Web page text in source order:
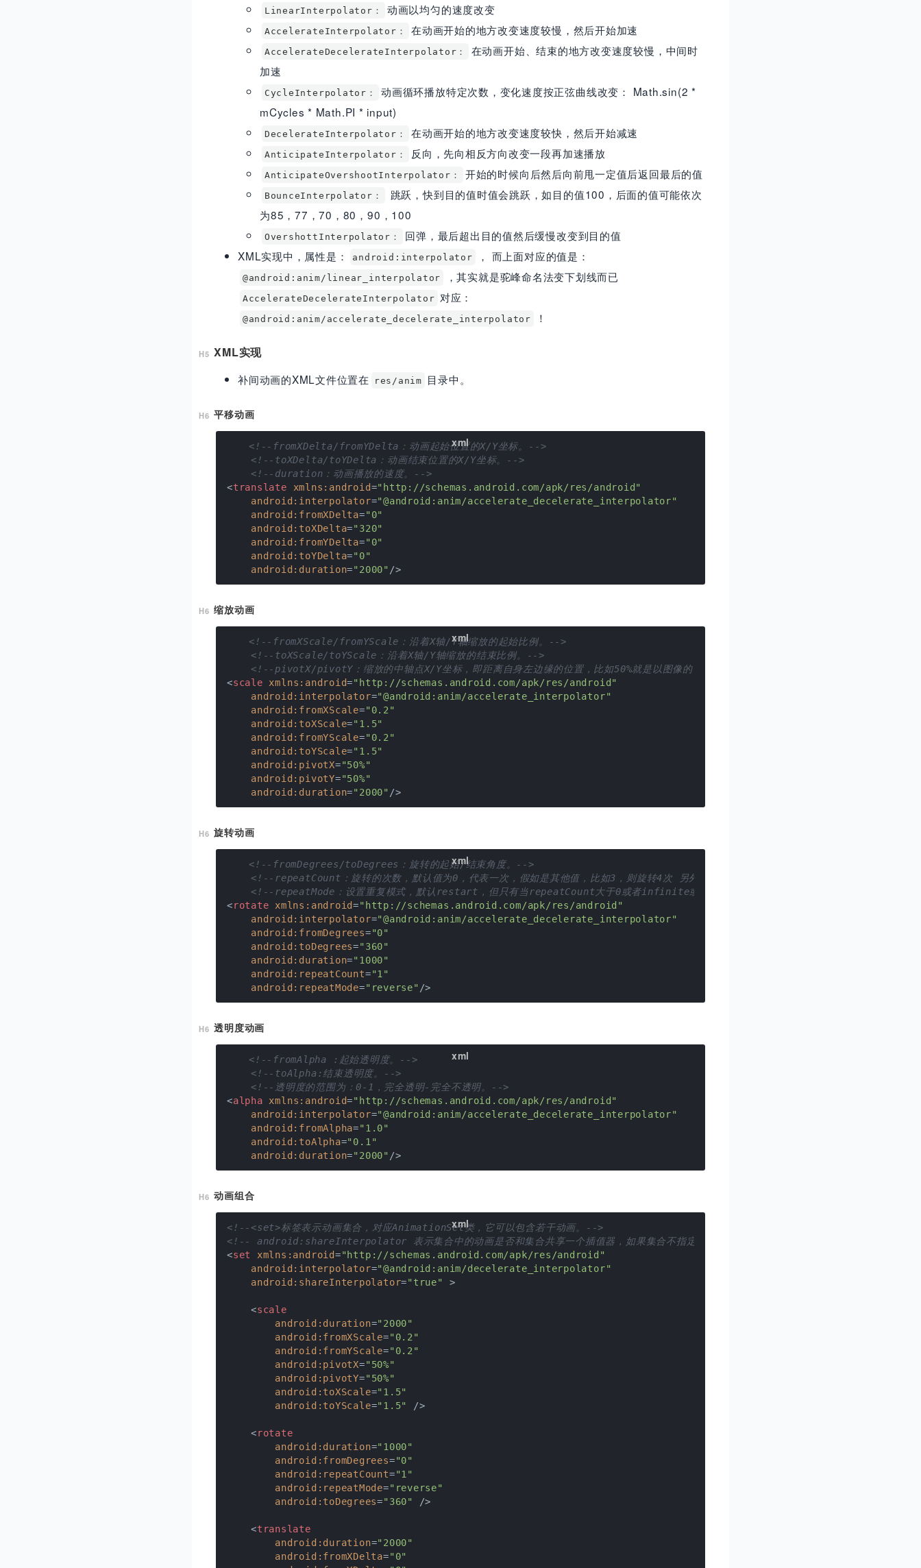
LinearInterpolator： 动画以均匀的速度改变
AccelerateInterpolator： 在动画开始的地方改变速度较慢，然后开始加速
AccelerateDecelerateInterpolator：
在动画开始、结束的地方改变速度较慢，中间时
加速
CycleInterpolator：
动画循环播放特定次数，变化速度按正弦曲线改变： Math.sin(2 *
mCycles * Math.PI * input)
DecelerateInterpolator： 在动画开始的地方改变速度较快，然后开始减速
AnticipateInterpolator： 反向，先向相反方向改变一段再加速播放
AnticipateOvershootInterpolator： 开始的时候向后然后向前甩一定值后返回最后的值
BounceInterpolator：
跳跃，快到目的值时值会跳跃，如目的值100，后面的值可能依次
为85，77，70，80，90，100
OvershottInterpolator：
回弹，最后超出目的值然后缓慢改变到目的值
XML实现中，属性是：
android:interpolator ， 而上面对应的值是：
@android:anim/linear_interpolator ，其实就是驼峰命名法变下划线而已
AccelerateDecelerateInterpolator 对应：
@android:anim/accelerate_decelerate_interpolator ！
XML实现
补间动画的XML文件位置在 res/anim 目录中。
平移动画
<!--fromXDelta/fromYDelta：动画起始位置的X/Y坐标。-->
<!--toXDelta/toYDelta：动画结束位置的X/Y坐标。-->
<!--duration：动画播放的速度。-->
<translate xmlns:android="http://schemas.android.com/apk/res/android"
android:interpolator="@android:anim/accelerate_decelerate_interpolator"
android:fromXDelta="0"
android:toXDelta="320"
android:fromYDelta="0"
android:toYDelta="0"
android:duration="2000" />
缩放动画
<!--fromXScale/fromYScale：沿着X轴/Y轴缩放的起始比例。-->
<!--toXScale/toYScale：沿着X轴/Y轴缩放的结束比例。-->
<!--pivotX/pivotY：缩放的中轴点X/Y坐标，即距离自身左边缘的位置，比如50%就是以图像的 中心为中轴点。-->
<scale xmlns:android="http://schemas.android.com/apk/res/android"
android:interpolator="@android:anim/accelerate_interpolator"
android:fromXScale="0.2"
android:toXScale="1.5"
android:fromYScale="0.2"
android:toYScale="1.5"
android:pivotX="50%"
android:pivotY="50%"
android:duration="2000" />
旋转动画
<!--fromDegrees/toDegrees：旋转的起始/结束角度。-->
<!--repeatCount：旋转的次数，默认值为0，代表一次，假如是其他值，比如3，则旋转4次 另外，值为-1或者infinite时，表示动画永不停止
<!--repeatMode：设置重复模式，默认restart，但只有当repeatCount大于0或者infinite或-1时 才有效。还可以设置成reverse，表示偶数
<rotate xmlns:android="http://schemas.android.com/apk/res/android"
android:interpolator="@android:anim/accelerate_decelerate_interpolator"
android:fromDegrees="0"
android:toDegrees="360"
android:duration="1000"
android:repeatCount="1"
android:repeatMode="reverse" />
透明度动画
<!--fromAlpha :起始透明度。-->
<!--toAlpha:结束透明度。-->
<!--透明度的范围为：0-1，完全透明-完全不透明。-->
<alpha xmlns:android="http://schemas.android.com/apk/res/android"
android:interpolator="@android:anim/accelerate_decelerate_interpolator"
android:fromAlpha="1.0"
android:toAlpha="0.1"
android:duration="2000" />
动画组合
<!--<set>标签表示动画集合，对应AnimationSet类，它可以包含若干动画。-->
<!-- android:shareInterpolator 表示集合中的动画是否和集合共享一个插值器，如果集合不指定插值器，那么子动画就需要单独指定所需的插值
<set xmlns:android="http://schemas.android.com/apk/res/android"
android:interpolator="@android:anim/decelerate_interpolator"
android:shareInterpolator="true" >
<scale
android:duration="2000"
android:fromXScale="0.2"
android:fromYScale="0.2"
android:pivotX="50%"
android:pivotY="50%"
android:toXScale="1.5"
android:toYScale="1.5" />
<rotate
android:duration="1000"
android:fromDegrees="0"
android:repeatCount="1"
android:repeatMode="reverse"
android:toDegrees="360" />
<translate
android:duration="2000"
android:fromXDelta="0"